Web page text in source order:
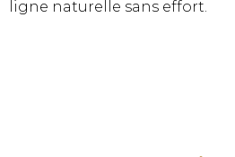
ligne naturelle sans effort.